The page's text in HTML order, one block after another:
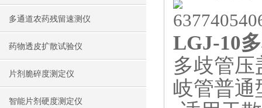
多通道农药残留速测仪
药物透皮扩散试验仪
片剂脆碎度测定仪
智能片剂硬度测定仪
LGJ-10
多歧管
岐管普通